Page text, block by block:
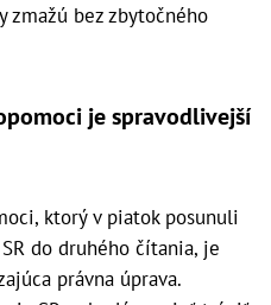
bez zbytočného
je spravodlivejší
ktorý v piatok posunuli
do druhého čítania, je
právna úprava.